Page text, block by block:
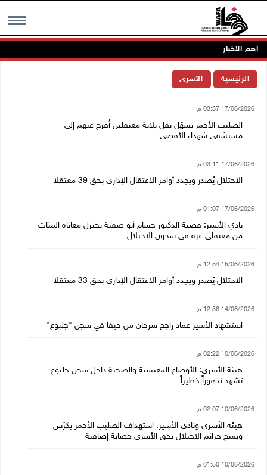
MENU أهم الاخبار
الرئيسية الأسرى
17/06/2026 03:37 م
الصليب الأحمر يسهّل نقل ثلاثة معتقلين أُفرج عنهم إلى
مستشفى شهداء الأقصى
17/06/2026 03:11 م
الاحتلال يُصدر ويجدد أوامر الاعتقال الإداري بحق 39 معتقلا
17/06/2026 01:07 م
نادي الأسير: قضية الدكتور حسام أبو صفية تختزل معاناة المئات
من معتقلي غزة في سجون الاحتلال
15/06/2026 12:54 م
الاحتلال يُصدر ويجدد أوامر الاعتقال الإداري بحق 33 معتقلا
14/06/2026 12:36 م
استشهاد الأسير عماد راجح سرحان من حيفا في سجن "جلبوع"
10/06/2026 02:22 م
هيئة الأسرى: الأوضاع المعيشية والصحية داخل سجن جلبوع
تشهد تدهوراً خطيراً
10/06/2026 02:07 م
هيئة الأسرى ونادي الأسير: استهداف الصليب الأحمر يكرّس
ويمنح جرائم الاحتلال بحق الأسرى حصانة إضافية
10/06/2026 01:50 م